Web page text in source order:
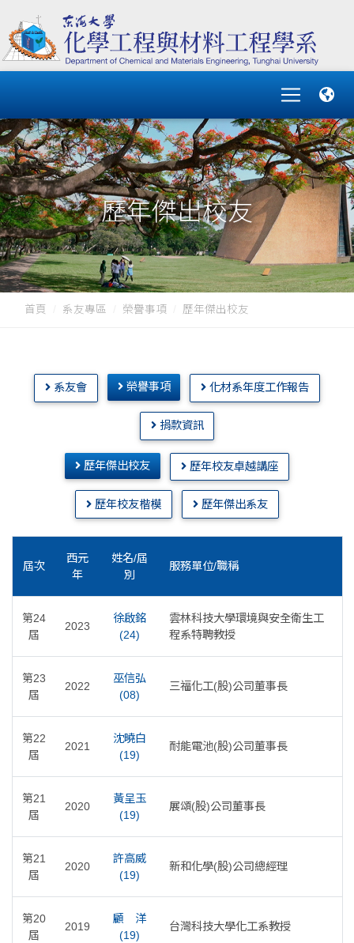
歷年傑出校友
首頁 系友專區 榮譽事項 歷年傑出校友
系友會 榮譽事項 化材系年度工作報告
捐款資訊
歷年傑出校友 歷年校友卓越講座
歷年校友楷模 歷年傑出系友
屆次
西元
年
姓名/屆
別
服務單位/職稱
第24
屆
2023
徐啟銘
(24)
雲林科技大學環境與安全衛生工
程系特聘教授
第23
屆
2022
巫信弘
(08)
三福化工(股)公司董事長
第22
屆
2021
沈曉白
(19)
耐能電池(股)公司董事長
第21
屆
2020
黃呈玉
(19)
展頌(股)公司董事長
第21
屆
2020
許高威
(19)
新和化學(股)公司總經理
第20
屆
2019
顧 洋
(19)
台灣科技大學化工系教授